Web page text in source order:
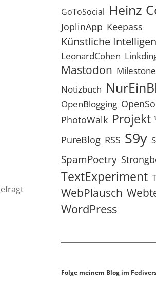
GoToSocial Heinz
JoplinApp Keepass
Künstliche
LeonardCohen
Mastodon Milestone
Notizbuch
OpenBlogging
PhotoWalk
PureBlog RSS S9y
SpamPoetry
TextExperiment
WebPlausch
WordPress
Folge meinem Blog im